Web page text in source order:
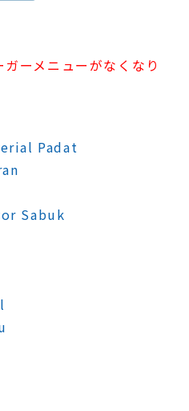
ーメニューがなくなり
Padat
Sabuk